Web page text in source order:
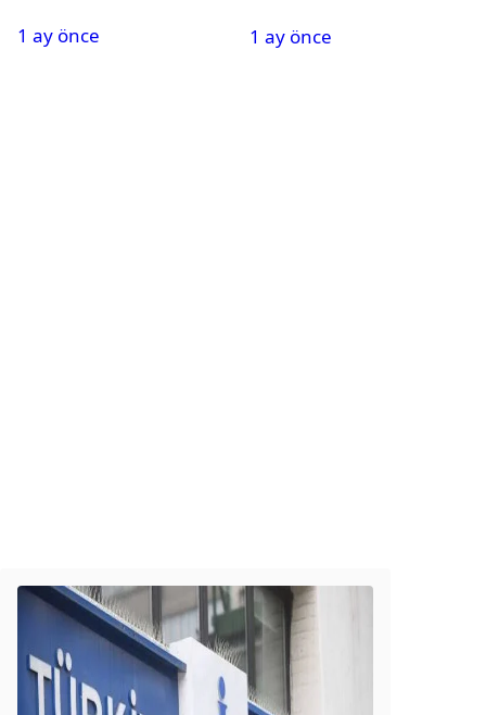
2. tura geçen
1 ay önce
gelecek? Resmi
1 ay önce